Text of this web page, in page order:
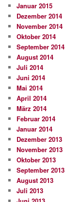
Januar 2015
Dezember 2014
November 2014
Oktober 2014
September 2014
August 2014
Juli 2014
Juni 2014
Mai 2014
April 2014
März 2014
Februar 2014
Januar 2014
Dezember 2013
November 2013
Oktober 2013
September 2013
August 2013
Juli 2013